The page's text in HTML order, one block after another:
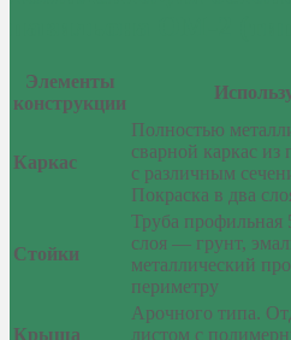
Элементы
конструкции
Каркас
Полностью
сварной каркас
с различным
Покраска в два
Стойки
Труба профильная
слоя — грунт,
металлический
периметру
Крыша
Арочного типа.
листом с